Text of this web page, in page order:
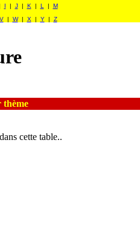
I | J | K | L |
M
V | W | X | Y | Z
cette table..